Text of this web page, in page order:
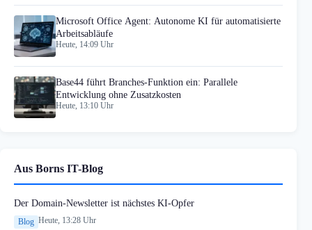
Microsoft Office Agent: Autonome KI für automatisierte
Arbeitsabläufe
Heute, 14:09 Uhr
Base44 führt Branches-Funktion ein: Parallele
Entwicklung ohne Zusatzkosten
Heute, 13:10 Uhr
Aus Borns IT-Blog
Der Domain-Newsletter ist nächstes KI-Opfer
Blog Heute, 13:28 Uhr